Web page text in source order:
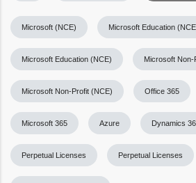
Microsoft (NCE) Microsoft Education
Microsoft Education (NCE) Microsoft Non-
Microsoft Non-Profit (NCE) Office 365
Microsoft 365 Azure Dynamics
Perpetual Licenses Perpetual Licenses